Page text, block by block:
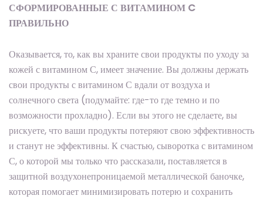
СФОРМИРОВАННЫЕ С ВИТАМИНОМ C
ПРАВИЛЬНО
Оказывается, то, как вы храните свои продукты по уходу за
кожей с витамином С, имеет значение. Вы должны держать
свои продукты с витамином С вдали от воздуха и
солнечного света (подумайте: где-то где темно и по
возможности прохладно). Если вы этого не сделаете, вы
рискуете, что ваши продукты потеряют свою эффективность
и станут не эффективны. К счастью, сыворотка с витамином
С, о которой мы только что рассказали, поставляется в
защитной воздухонепроницаемой металлической баночке,
которая помогает минимизировать потерю и сохранить